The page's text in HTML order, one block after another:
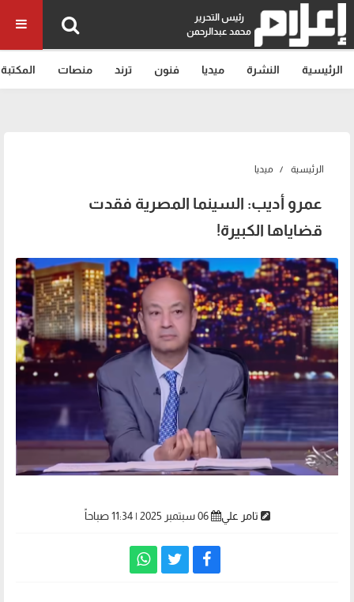
رئيس التحرير
محمد عبدالرحمن
الرئيسية النشرة ميديا فنون ترند منصات المكتبة
الرئيسية ميديا
عمرو أديب: السينما المصرية فقدت
قضاياها الكبيرة!
تامر علي 06 سبتمبر 2025 | 11:34 صباحاً